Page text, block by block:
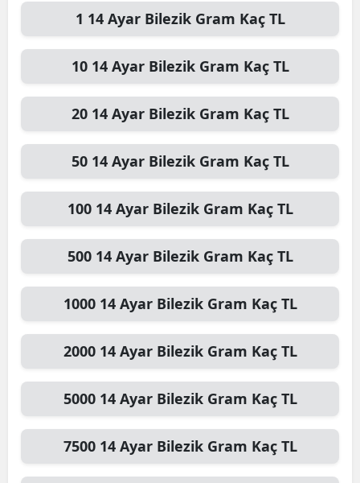
1 14 Ayar Bilezik Gram Kaç TL
10 14 Ayar Bilezik Gram Kaç TL
20 14 Ayar Bilezik Gram Kaç TL
50 14 Ayar Bilezik Gram Kaç TL
100 14 Ayar Bilezik Gram Kaç TL
500 14 Ayar Bilezik Gram Kaç TL
1000 14 Ayar Bilezik Gram Kaç TL
2000 14 Ayar Bilezik Gram Kaç TL
5000 14 Ayar Bilezik Gram Kaç TL
7500 14 Ayar Bilezik Gram Kaç TL